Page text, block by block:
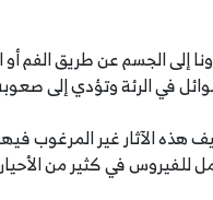
إلى الجسم عن طريق الفم أو
في الرئة وتؤدي إلى
الآثار غير المرغوب
للفيروس في كثير من